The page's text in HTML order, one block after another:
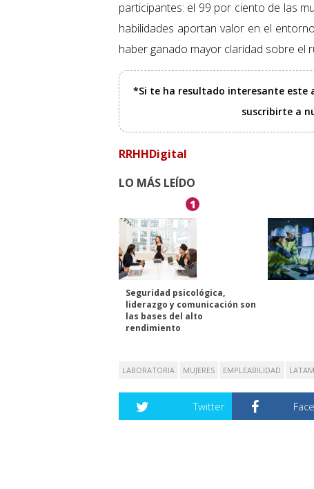
participantes: el 99 por ciento de las
habilidades aportan valor en el
haber ganado mayor claridad sobre el
*Si te ha resultado interesante este
suscribirte a
RRHHDigital
LO MÁS LEÍDO
1
Seguridad psicológica,
liderazgo y comunicación son
las bases del alto
rendimiento
LABORATORIA MUJERES EMPLEABILIDAD LATAM
Twitter